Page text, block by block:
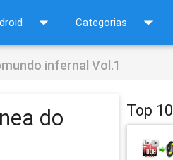
arrow_drop_down Categorias arrow_drop_down
infernal Vol.1
do
Top 10